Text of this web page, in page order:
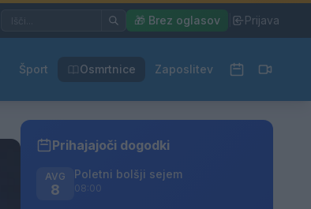
🎁 Brez oglasov Prijava
Šport Osmrtnice Zaposlitev
Prihajajoči dogodki
AVG
8
Poletni bolšji sejem
08:00